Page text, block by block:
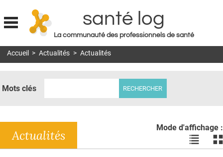
Jump to navigation
santé log
La communauté des professionnels de santé
MON COMPTE
DOSSIERS
RÉSEAUX
Accueil > Actualités > Actualités
Mots clés
Mode d'affichage :
Voir
les
les
Actualités